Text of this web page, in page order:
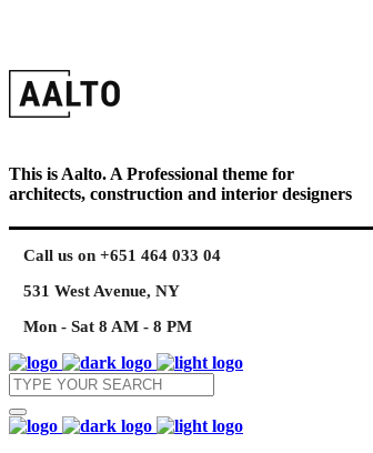
This is Aalto. A Professional theme for
architects, construction and interior designers
Call us on +651 464 033 04
531 West Avenue, NY
Mon - Sat 8 AM - 8 PM